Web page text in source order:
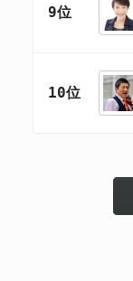
9位
10位